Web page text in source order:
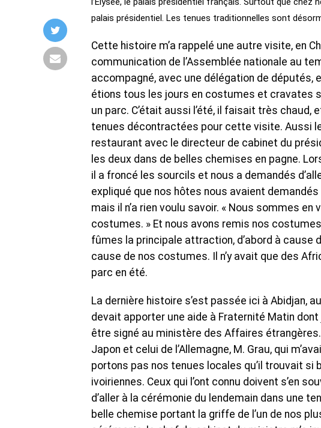
palais présidentiel. Les tenues traditionnelles sont
Cette histoire m’a rappelé une autre visite, en
communication de l’Assemblée nationale au
accompagné, avec une délégation de députés,
étions tous les jours en costumes et cravates
un parc. C’était aussi l’été, il faisait très
tenues décontractées pour cette visite. Aussi
restaurant avec le directeur de cabinet du
les deux dans de belles chemises en pagne.
il a froncé les sourcils et nous a demandés
expliqué que nos hôtes nous avaient
mais il n’a rien voulu savoir. « Nous sommes
costumes. » Et nous avons remis nos
fûmes la principale attraction, d’abord à cause
cause de nos costumes. Il n’y avait que des
parc en été.
La dernière histoire s’est passée ici à Abidjan,
devait apporter une aide à Fraternité Matin
être signé au ministère des Affaires étrangères.
Japon et celui de l’Allemagne, M. Grau, qui
portons pas nos tenues locales qu’il trouvait
ivoiriennes. Ceux qui l’ont connu doivent s’en
d’aller à la cérémonie du lendemain dans une
belle chemise portant la griffe de l’un de nos